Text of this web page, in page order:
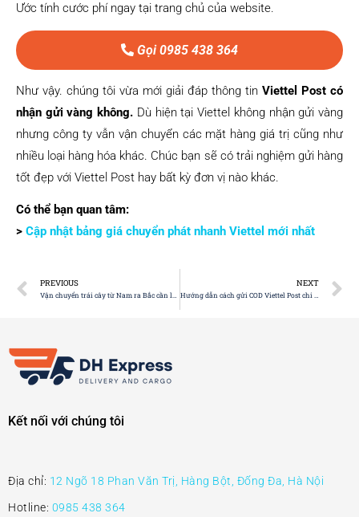
Ước tính cước phí ngay tại trang chủ của website.
Gọi 0985 438 364
Như vậy. chúng tôi vừa mới giải đáp thông tin Viettel Post có
nhận gửi vàng không. Dù hiện tại Viettel không nhận gửi vàng
nhưng công ty vẫn vận chuyển các mặt hàng giá trị cũng như
nhiều loại hàng hóa khác. Chúc bạn sẽ có trải nghiệm gửi hàng
tốt đẹp với Viettel Post hay bất kỳ đơn vị nào khác.
Có thể bạn quan tâm:
> Cập nhật bảng giá chuyển phát nhanh Viettel mới nhất
PREVIOUS
Vận chuyển trái cây từ Nam ra Bắc cần lưu ý những gì?
NEXT
Hướng dẫn cách gửi COD Viettel Post chi tiết nhất
Kết nối với chúng tôi
Địa chỉ: 12 Ngõ 18 Phan Văn Trị, Hàng Bột, Đống Đa, Hà Nội
Hotline: 0985 438 364